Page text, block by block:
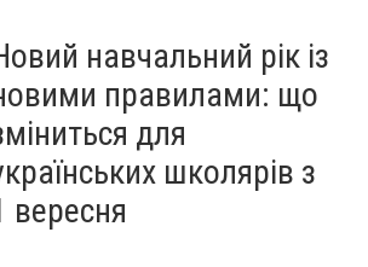
навчальний рік із
правилами: що
для
школярів з
вересня